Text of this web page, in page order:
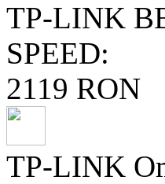
TP-LINK
SPEED:
2119 RON
TP-LINK